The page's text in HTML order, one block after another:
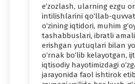
e’zozlash, ularning ezgu
intilishlarini qo‘llab-
o‘zining iqtidori, muhim
tashabbuslari, ibratli
erishgan yutuqlari bilan
o‘rnak bo‘lib kelayotgan,
iqtisodiy hayotimizdagi
jarayonida faol ishtirok